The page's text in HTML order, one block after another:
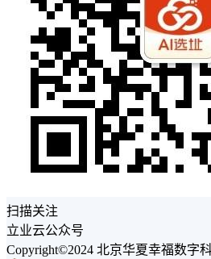
扫描关注
立业云公众号
Copyright©2024 北京华夏幸福数字